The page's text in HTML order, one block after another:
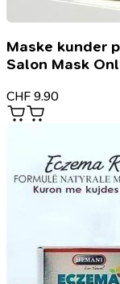
Maske kunder
Salon Mask
CHF 9.90